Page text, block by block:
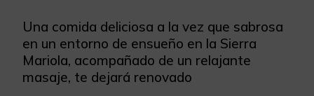
Una comida deliciosa a la vez que sabrosa
en un entorno de ensueño en la Sierra
Mariola, acompañado de un relajante
masaje, te dejará renovado